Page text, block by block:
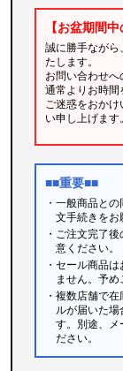
【お盆期間
誠に勝手なが
たします。
お問い合わせへ
通常よりお時間
ご迷惑をおか
い申し上げます。
■■重要■■
・一般商品と
文手続きをお
・ご注文完了
意ください。
・セール商品
ません。予め
・複数店舗で
ルが届いた
す。別途、メ
ださい。